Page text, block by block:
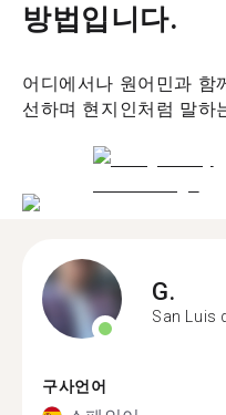
방법입니다.
어디에서나 원어민과 함
선하며 현지인처럼 말하
G.
San Luis
구사언어